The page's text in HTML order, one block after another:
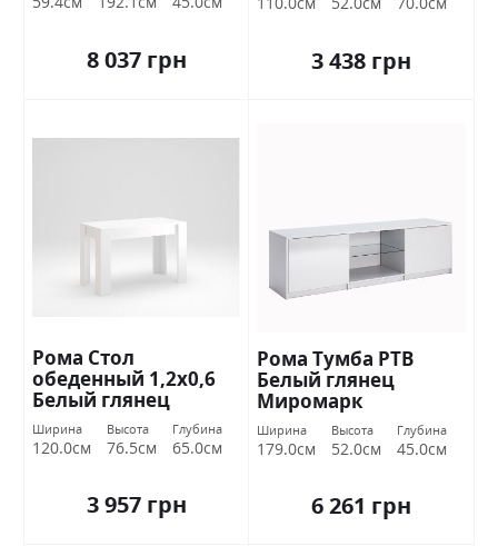
8 037 грн 3 438 грн
Рома Стол
обеденный 1,2х0,6
Белый глянец
Миромарк
Ширина
120.0см
Высота
76.5см
Глубина
65.0см
3 957 грн
Рома Тумба РТВ
Белый глянец
Миромарк
Ширина
179.0см
Высота
52.0см
Глубина
45.0см
6 261 грн